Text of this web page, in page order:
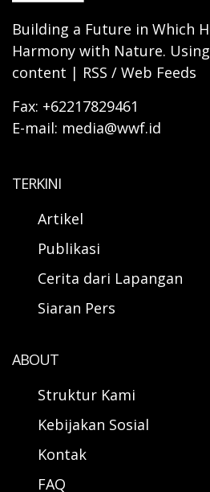
Building a Future in Which
Harmony with Nature.
content | RSS / Web Feeds
Fax: +62217829461
E-mail: media@wwf.id
TERKINI
Artikel
Publikasi
Cerita dari Lapangan
Siaran Pers
ABOUT
Struktur Kami
Kebijakan Sosial
Kontak
FAQ